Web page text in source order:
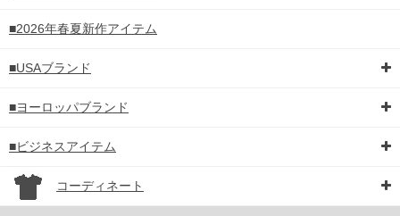
■2026年春夏新作アイテム
■USAブランド
■ヨーロッパブランド
■ビジネスアイテム
コーディネート